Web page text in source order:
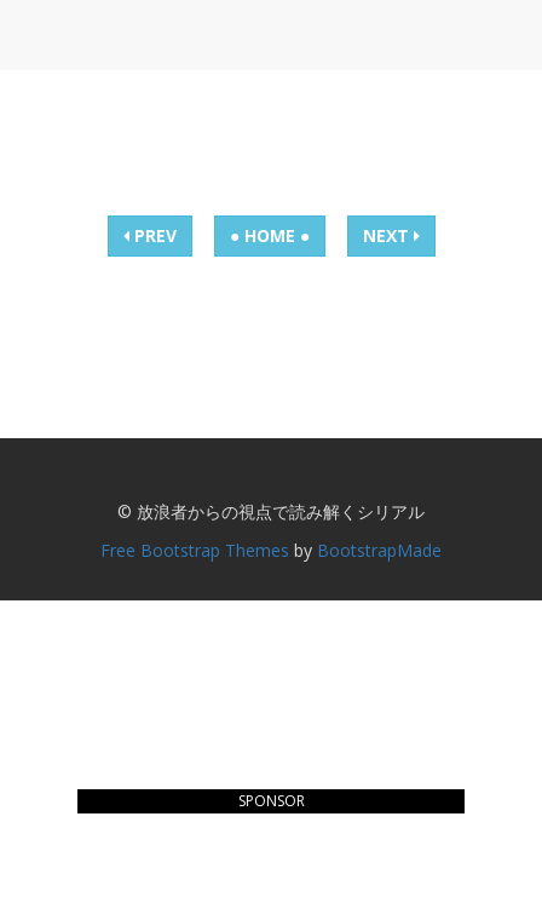
PREV ● HOME ● NEXT
© 放浪者からの視点で読み解くシリアル
Free Bootstrap Themes by BootstrapMade
SPONSOR